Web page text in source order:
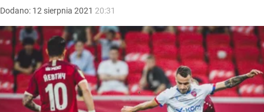
Dodano: 12 sierpnia 2021 20:31